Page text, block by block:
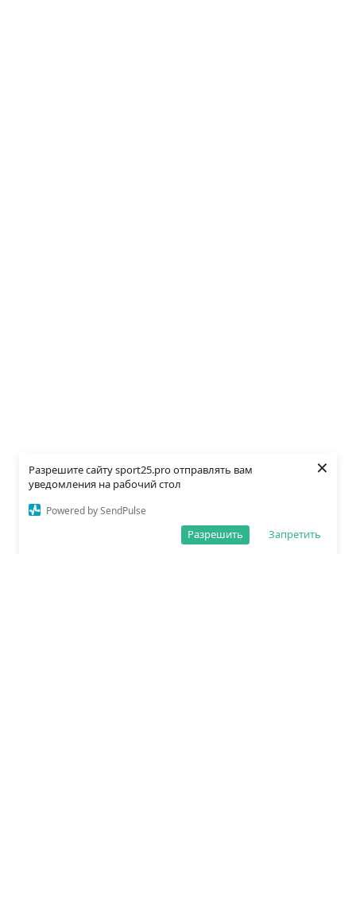
Разрешите сайту sport25.pro отправлять вам
уведомления на рабочий стол
Powered by SendPulse
Запретить
Разрешить
×